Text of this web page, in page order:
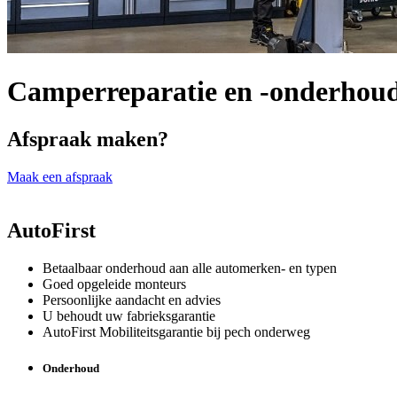
Camperreparatie en -
Afspraak maken?
Maak een afspraak
AutoFirst
Betaalbaar onderhoud aan alle automerken- en typen
Goed opgeleide monteurs
Persoonlijke aandacht en advies
U behoudt uw fabrieksgarantie
AutoFirst Mobiliteitsgarantie bij pech onderweg
Onderhoud